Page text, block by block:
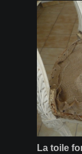
La toile